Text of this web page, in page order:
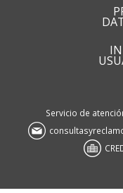
Servicio de